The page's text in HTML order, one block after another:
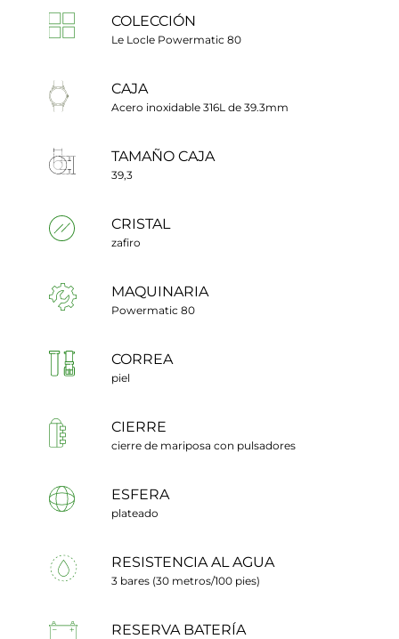
COLECCIÓN
Le Locle Powermatic 80
CAJA
Acero inoxidable 316L de 39.3mm
TAMAÑO CAJA
39,3
CRISTAL
zafiro
MAQUINARIA
Powermatic 80
CORREA
piel
CIERRE
cierre de mariposa con pulsadores
ESFERA
plateado
RESISTENCIA AL AGUA
3 bares (30 metros/100 pies)
RESERVA BATERÍA